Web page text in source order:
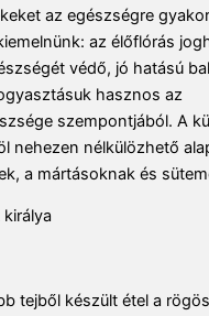
az egészségre
az élőflórás
védő, jó hatású
hasznos az
szempontjából. A
nehezen nélkülözhető
a mártásoknak és
tejből készült étel a